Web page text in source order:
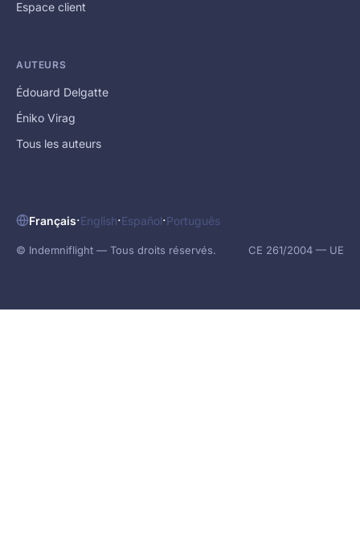
Espace client
AUTEURS
Édouard Delgatte
Éniko Virag
Tous les auteurs
Français·English·Español·Português
© Indemniflight — Tous droits réservés. CE 261/2004 — UE